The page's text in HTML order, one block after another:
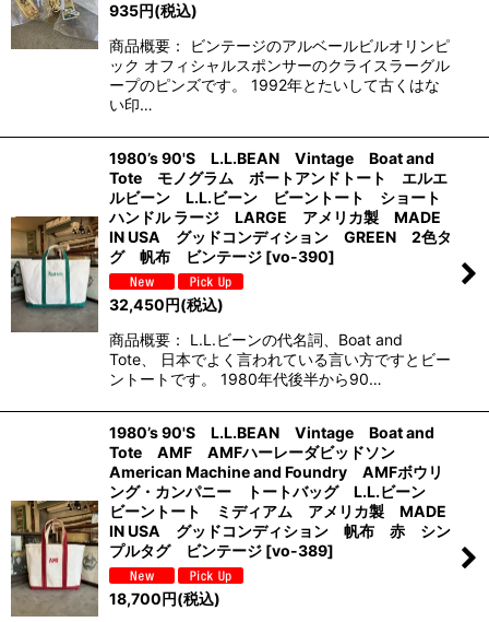
935円(税込)
商品概要： ビンテージのアルベールビルオリンピ
ック オフィシャルスポンサーのクライスラーグル
ープのピンズです。 1992年とたいして古くはな
い印…
1980’s 90'S L.L.BEAN Vintage Boat and
Tote モノグラム ボートアンドトート エルエ
ルビーン L.L.ビーン ビーントート ショート
ハンドル ラージ LARGE アメリカ製 MADE
IN USA グッドコンディション GREEN 2色タ
グ 帆布 ビンテージ [vo-390]
32,450円(税込)
商品概要： L.L.ビーンの代名詞、Boat and
Tote、 日本でよく言われている言い方ですとビー
ントートです。 1980年代後半から90…
1980’s 90'S L.L.BEAN Vintage Boat and
Tote AMF AMFハーレーダビッドソン
American Machine and Foundry AMFボウリ
ング・カンパニー トートバッグ L.L.ビーン
ビーントート ミディアム アメリカ製 MADE
IN USA グッドコンディション 帆布 赤 シン
プルタグ ビンテージ [vo-389]
18,700円(税込)